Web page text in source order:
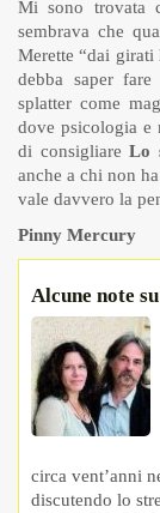
Mi sono trovata
sembrava che
Merette “dai girati
debba saper
splatter come
dove psicologia e
di consigliare Lo
anche a chi non
vale davvero la
Pinny Mercury
Alcune note
circa vent’anni
discutendo lo